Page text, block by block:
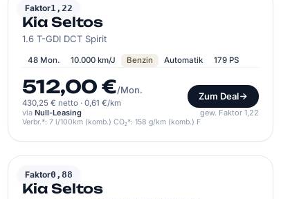
Faktor1,22
KIA
Kia Seltos
1.6 T-GDI DCT Spirit
48 Mon. 10.000 km/J Benzin Automatik 179 PS
512,00 €/Mon.
430,25 € netto · 0,61 €/km
Zum Deal
via Null-Leasing gew. Faktor 1,22
Verbr.*: 7 l/100km (komb.) CO₂*: 158 g/km (komb.) F
Faktor0,88
KIA
Kia Seltos